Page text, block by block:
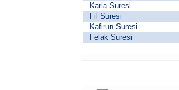
Karia Suresi
Fil Suresi
Kafirun Suresi
Felak Suresi